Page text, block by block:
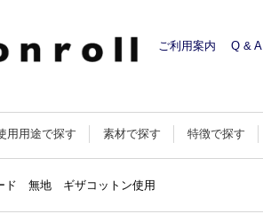
ご利用案内 Q & A
用用途で探す 素材で探す 特徴で探す
ド 無地 ギザコットン使用